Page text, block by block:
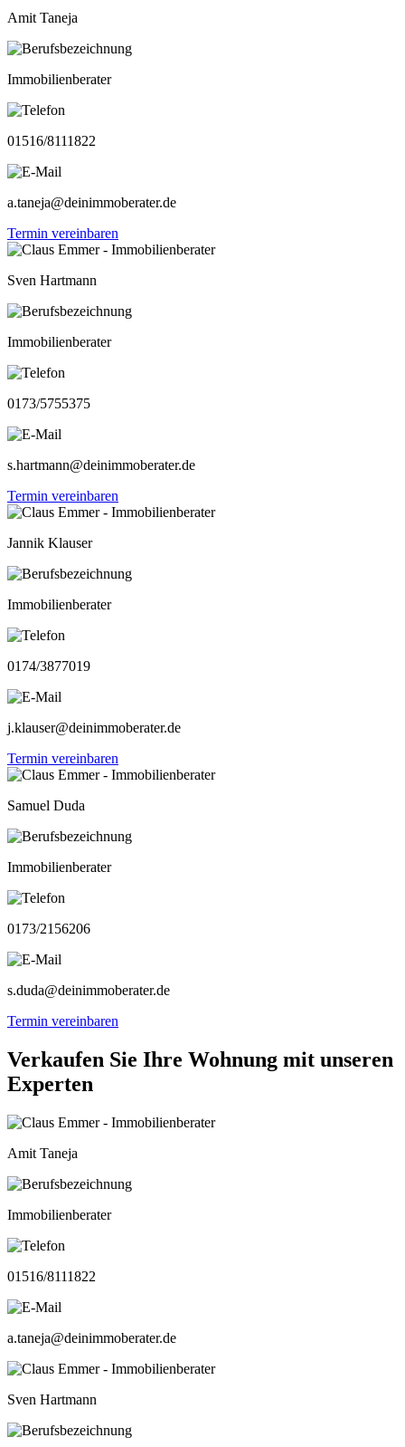
Amit Taneja
Immobilienberater
01516/8111822
a.taneja@deinimmoberater.de
Termin vereinbaren
Sven Hartmann
Immobilienberater
0173/5755375
s.hartmann@deinimmoberater.de
Termin vereinbaren
Jannik Klauser
Immobilienberater
0174/3877019
j.klauser@deinimmoberater.de
Termin vereinbaren
Samuel Duda
Immobilienberater
0173/2156206
s.duda@deinimmoberater.de
Termin vereinbaren
Verkaufen Sie Ihre Wohnung mit unseren
Experten
Amit Taneja
Immobilienberater
01516/8111822
a.taneja@deinimmoberater.de
Sven Hartmann